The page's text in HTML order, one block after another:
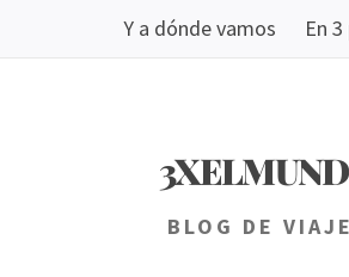
Y a dónde vamos En
BLOG DE